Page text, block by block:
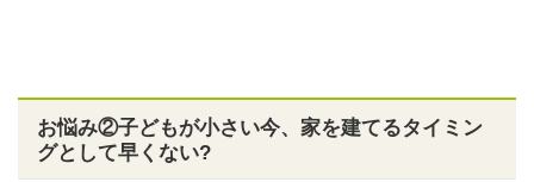
お悩み②子どもが小さい今、家を建てるタイミン
グとして早くない?